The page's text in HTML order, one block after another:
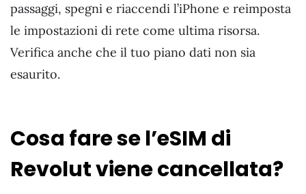
passaggi, spegni e riaccendi l’iPhone e reimposta
le impostazioni di rete come ultima risorsa.
Verifica anche che il tuo piano dati non sia
esaurito.
Cosa fare se l’eSIM di
Revolut viene cancellata?